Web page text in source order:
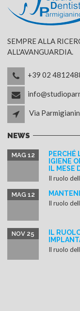
SEMPRE ALLA
ALL'AVANGUARDIA.
+39 02
Via
NEWS
PERCHÉ
IGIENE
IL MESE
MAG 12
Il ruolo
MAG 12
Il ruolo
IL
NOV 25
Il ruolo